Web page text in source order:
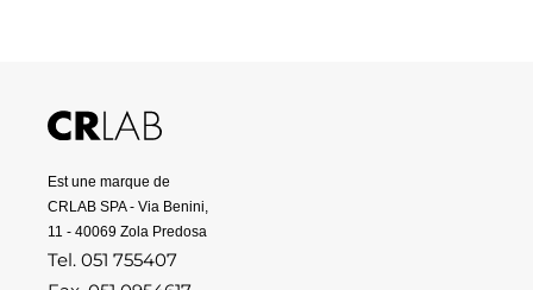
Est une marque de
CRLAB SPA - Via Benini,
11 - 40069 Zola Predosa
Tel. 051 755407